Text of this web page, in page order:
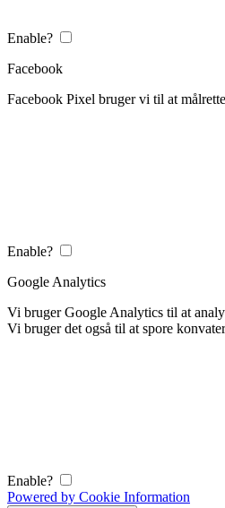
Enable?
Facebook
Facebook Pixel bruger vi til at
Enable?
Google Analytics
Vi bruger Google Analytics til at
Vi bruger det også til at spore
Enable?
Powered by Cookie Information